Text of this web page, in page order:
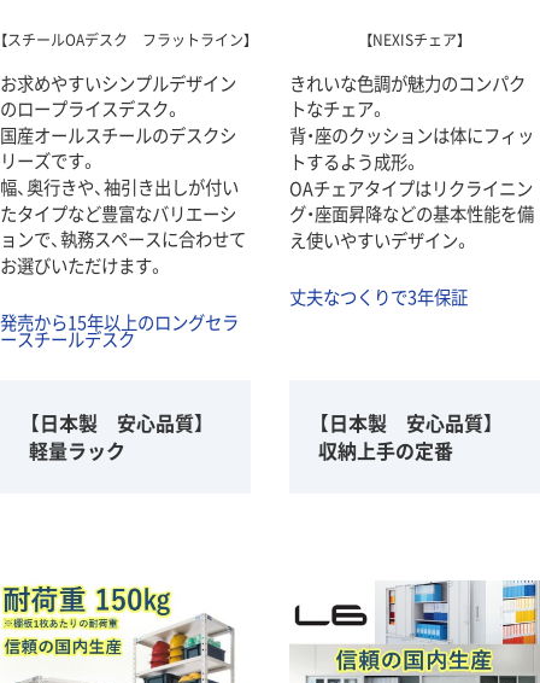
【スチールOAデスク フラットライン】
お求めやすいシンプルデザイン
のロープライスデスク。
国産オールスチールのデスクシ
リーズです。
幅、奥行きや、袖引き出しが付い
たタイプなど豊富なバリエーシ
ョンで、執務スペースに合わせて
お選びいただけます。
発売から15年以上のロングセラ
ースチールデスク
【NEXISチェア】
きれいな色調が魅力のコンパク
トなチェア。
背・座のクッションは体にフィッ
トするよう成形。
OAチェアタイプはリクライニン
グ・座面昇降などの基本性能を備
え使いやすいデザイン。
丈夫なつくりで3年保証
【日本製 安心品質】
軽量ラック
【日本製 安心品質】
収納上手の定番